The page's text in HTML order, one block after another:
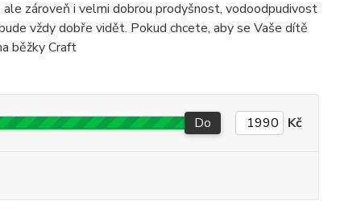
zároveň i velmi dobrou prodyšnost, vodoodpudivost
vždy dobře vidět. Pokud chcete, aby se Vaše dítě
běžky Craft
Do Kč